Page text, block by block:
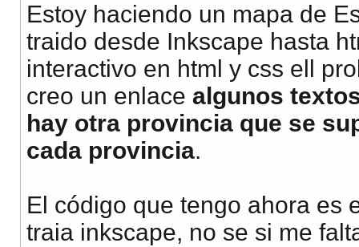
Estoy haciendo un mapa de
traido desde Inkscape hasta
interactivo en html y css ell
creo un enlace algunos
hay otra provincia que se
cada provincia.
El código que tengo ahora es
traia inkscape, no se si me